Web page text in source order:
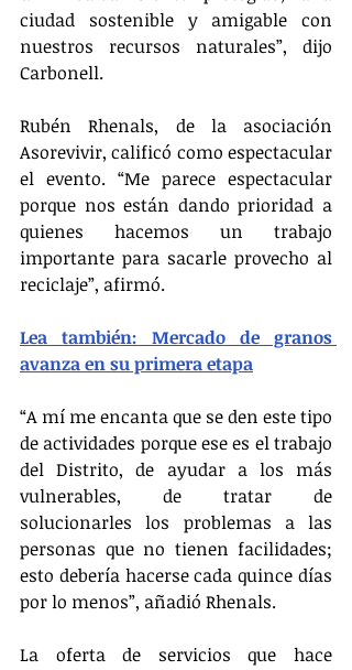
ciudad sostenible y amigable con
nuestros recursos naturales”, dijo
Carbonell.
Rubén Rhenals, de la asociación
Asorevivir, calificó como espectacular
el evento. “Me parece espectacular
porque nos están dando prioridad a
quienes hacemos un trabajo
importante para sacarle provecho al
reciclaje”, afirmó.
Lea también: Mercado de granos
avanza en su primera etapa
“A mí me encanta que se den este tipo
de actividades porque ese es el trabajo
del Distrito, de ayudar a los más
vulnerables, de tratar de
solucionarles los problemas a las
personas que no tienen facilidades;
esto debería hacerse cada quince días
por lo menos”, añadió Rhenals.
La oferta de servicios que hace